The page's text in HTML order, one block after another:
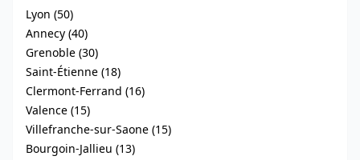
Lyon (50)
Annecy (40)
Grenoble (30)
Saint-Étienne (18)
Clermont-Ferrand (16)
Valence (15)
Villefranche-sur-Saone (15)
Bourgoin-Jallieu (13)